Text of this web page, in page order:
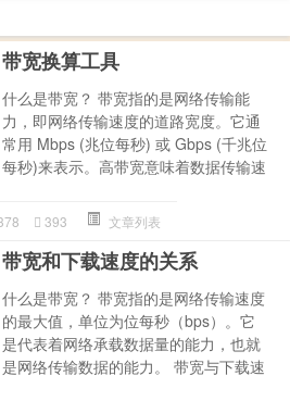
带宽换算工具
什么是带宽？ 带宽指的是网络传输能
力，即网络传输速度的道路宽度。它通
常用 Mbps (兆位每秒) 或 Gbps (千兆位
每秒)来表示。高带宽意味着数据传输速
393 文章列表
带宽和下载速度的关系
什么是带宽？ 带宽指的是网络传输速度
的最大值，单位为位每秒（bps）。它
是代表着网络承载数据量的能力，也就
是网络传输数据的能力。 带宽与下载速